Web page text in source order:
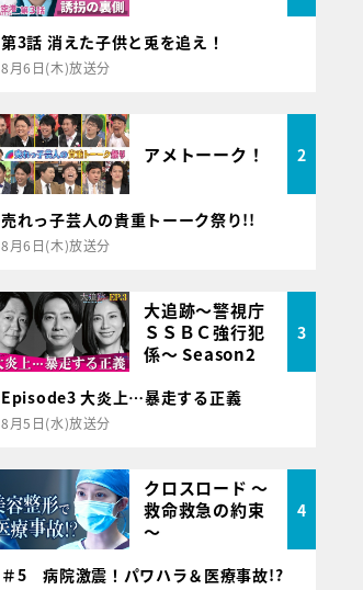
第3話 消えた子供と兎を追え！
8月6日(木)放送分
アメトーーク！ 2
売れっ子芸人の貴重トーーク祭り!!
8月6日(木)放送分
大追跡～警視庁
ＳＳＢＣ強行犯
係～ Season2
3
Episode3 大炎上…暴走する正義
8月5日(水)放送分
クロスロード ～
救命救急の約束
～
4
＃5 病院激震！パワハラ＆医療事故!?